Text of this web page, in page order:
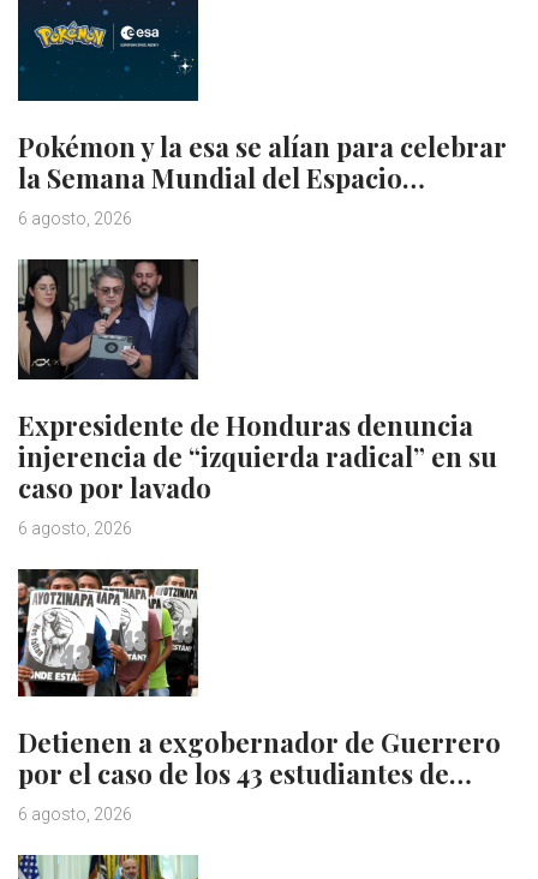
Pokémon y la esa se alían para celebrar
la Semana Mundial del Espacio…
6 agosto, 2026
Expresidente de Honduras denuncia
injerencia de “izquierda radical” en su
caso por lavado
6 agosto, 2026
Detienen a exgobernador de Guerrero
por el caso de los 43 estudiantes de…
6 agosto, 2026